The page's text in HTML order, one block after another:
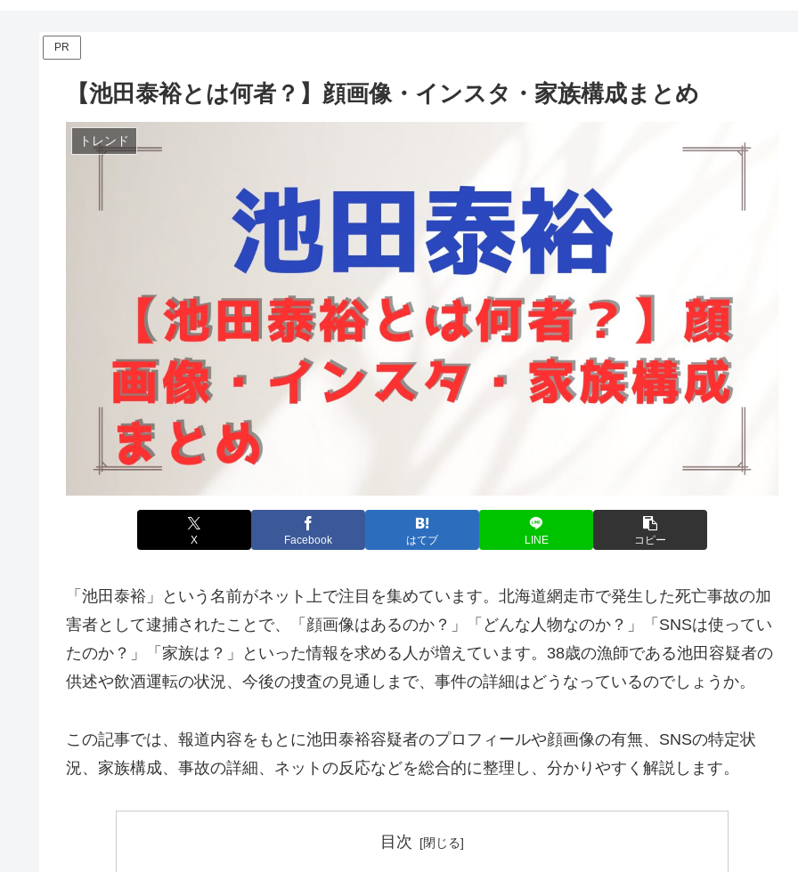
PR
【池田泰裕とは何者？】顔画像・インスタ・家族構成まとめ
トレンド
X Facebook はてブ LINE コピー
「池田泰裕」という名前がネット上で注目を集めています。北海道網走市で発生した死亡事故の加
害者として逮捕されたことで、「顔画像はあるのか？」「どんな人物なのか？」「SNSは使ってい
たのか？」「家族は？」といった情報を求める人が増えています。38歳の漁師である池田容疑者の
供述や飲酒運転の状況、今後の捜査の見通しまで、事件の詳細はどうなっているのでしょうか。
この記事では、報道内容をもとに池田泰裕容疑者のプロフィールや顔画像の有無、SNSの特定状
況、家族構成、事故の詳細、ネットの反応などを総合的に整理し、分かりやすく解説します。
目次